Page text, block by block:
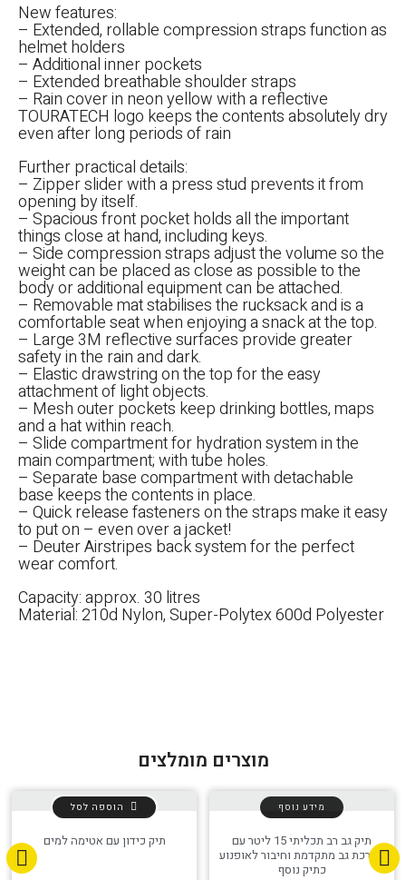
New features:
– Extended, rollable compression straps function as
helmet holders
– Additional inner pockets
– Extended breathable shoulder straps
– Rain cover in neon yellow with a reflective
TOURATECH logo keeps the contents absolutely dry
even after long periods of rain
Further practical details:
– Zipper slider with a press stud prevents it from
opening by itself.
– Spacious front pocket holds all the important
things close at hand, including keys.
– Side compression straps adjust the volume so the
weight can be placed as close as possible to the
body or additional equipment can be attached.
– Removable mat stabilises the rucksack and is a
comfortable seat when enjoying a snack at the top.
– Large 3M reflective surfaces provide greater
safety in the rain and dark.
– Elastic drawstring on the top for the easy
attachment of light objects.
– Mesh outer pockets keep drinking bottles, maps
and a hat within reach.
– Slide compartment for hydration system in the
main compartment; with tube holes.
– Separate base compartment with detachable
base keeps the contents in place.
– Quick release fasteners on the straps make it easy
to put on – even over a jacket!
– Deuter Airstripes back system for the perfect
wear comfort.
Capacity: approx. 30 litres
Material: 210d Nylon, Super-Polytex 600d Polyester
מוצרים מומלצים
תיק גב רב תכליתי 15 ליטר עם
מערכת גב מתקדמת וחיבור לאופנוע
כתיק נוסף
מידע נוסף
תיק כידון עם אטימה למים
הוספה לסל